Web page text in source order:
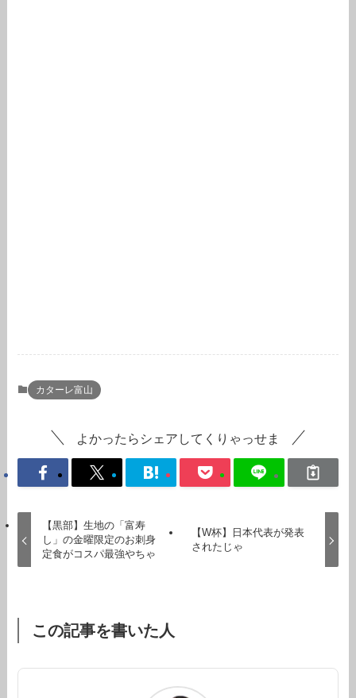
カターレ富山
よかったらシェアしてくりゃっせま
【黒部】生地の「富寿
し」の金曜限定のお刺身
定食がコスパ最強やちゃ
【W杯】日本代表が発表
されたじゃ
この記事を書いた人